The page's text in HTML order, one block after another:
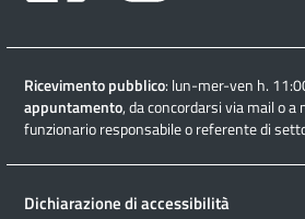
Ricevimento pubblico: lun-mer-ven h.
appuntamento, da concordarsi via mail o a
funzionario responsabile o referente di
Dichiarazione di accessibilità